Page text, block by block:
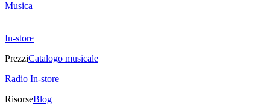
Musica
In-store
PrezziCatalogo musicale
Radio In-store
RisorseBlog